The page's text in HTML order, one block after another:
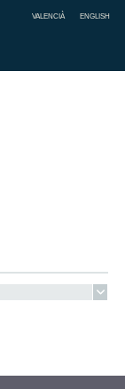
VALENCIÀ ENGLISH